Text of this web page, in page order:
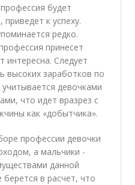
будет
к успеху.
редко.
принесет
интересна. Следует
высоких заработков по
девочками
что идет вразрез с
как «добытчика».
профессии девочки
а мальчики -
данной
берется в расчет, что